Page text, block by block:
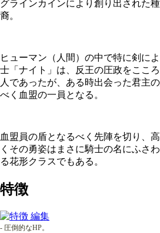
グラインカインにより創り出された
裔。
ヒューマン（人間）の中で特に剣に
士「ナイト」は、反王の圧政をここ
人であったが、ある時出会った君主
べく血盟の一員となる。
血盟員の盾となるべく先陣を切り、
くその勇姿はまさに騎士の名にふさ
る花形クラスでもある。
特徴
- 圧倒的なHP。